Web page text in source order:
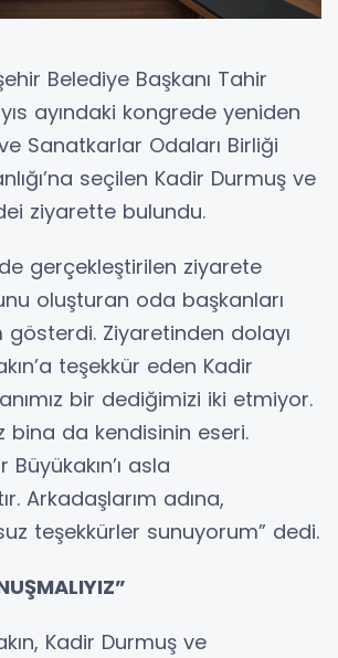
Belediye Başkanı Tahir
ayındaki kongrede yeniden
Sanatkarlar Odaları Birliği
seçilen Kadir Durmuş ve
ziyarette bulundu.
gerçekleştirilen ziyarete
oluşturan oda başkanları
gösterdi. Ziyaretinden dolayı
teşekkür eden Kadir
bir dediğimizi iki etmiyor.
bina da kendisinin eseri.
Büyükakın’ı asla
Arkadaşlarım adına,
teşekkürler sunuyorum” dedi.
Kadir Durmuş ve